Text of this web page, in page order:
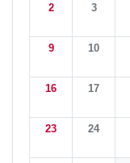
2 3
9 10
16 17
23 24